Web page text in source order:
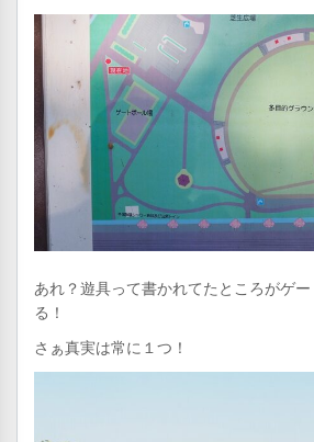
あれ？遊具って書かれてたところがゲ
る！
さぁ真実は常に１つ！